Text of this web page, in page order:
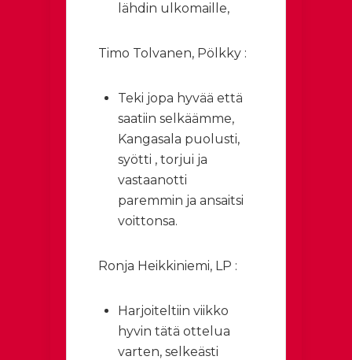
lähdin ulkomaille,
Timo Tolvanen, Pölkky :
Teki jopa hyvää että
saatiin selkäämme,
Kangasala puolusti,
syötti , torjui ja
vastaanotti
paremmin ja ansaitsi
voittonsa.
Ronja Heikkiniemi, LP :
Harjoiteltiin viikko
hyvin tätä ottelua
varten, selkeästi